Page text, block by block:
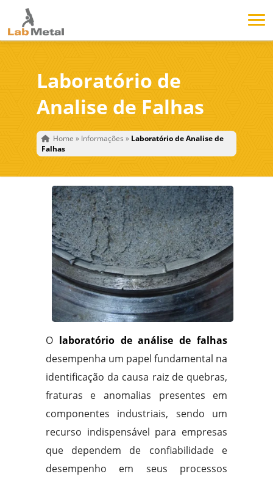
Laboratório de
Analise de Falhas
Home » Informações » Laboratório de Analise de
Falhas
O laboratório de análise de falhas
desempenha um papel fundamental na
identificação da causa raiz de quebras,
fraturas e anomalias presentes em
componentes industriais, sendo um
recurso indispensável para empresas
que dependem de confiabilidade e
desempenho em seus processos